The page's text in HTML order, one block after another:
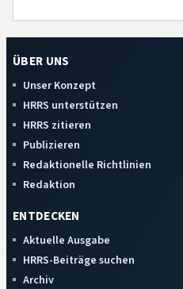
ÜBER UNS
Unser Konzept
HRRS unterstützen
HRRS zitieren
Publizieren
Redaktionelle Richtlinien
Redaktion
ENTDECKEN
Aktuelle Ausgabe
HRRS-Beiträge suchen
Archiv